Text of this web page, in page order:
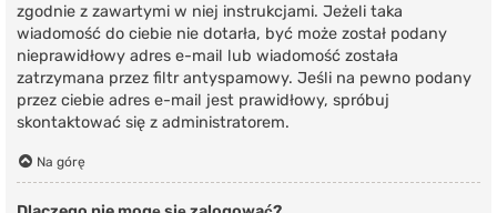
zgodnie z zawartymi w niej instrukcjami. Jeżeli taka
wiadomość do ciebie nie dotarła, być może został podany
nieprawidłowy adres e-mail lub wiadomość została
zatrzymana przez filtr antyspamowy. Jeśli na pewno podany
przez ciebie adres e-mail jest prawidłowy, spróbuj
skontaktować się z administratorem.
Na górę